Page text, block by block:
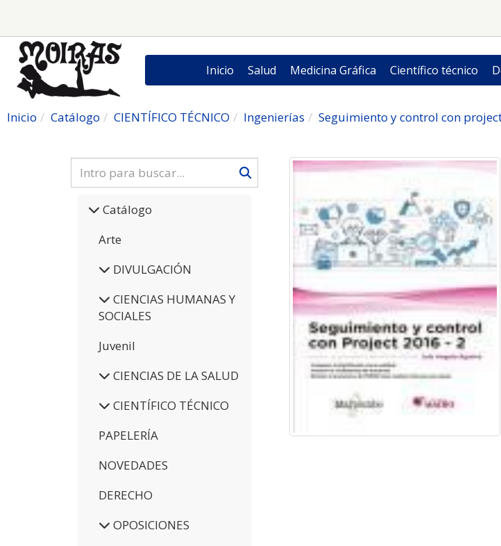
Inicio Salud Medicina Gráfica Científico técnico
Inicio Catálogo CIENTÍFICO TÉCNICO Ingenierías Seguimiento y control con
Catálogo
Arte
DIVULGACIÓN
CIENCIAS HUMANAS Y
SOCIALES
Juvenil
CIENCIAS DE LA SALUD
CIENTÍFICO TÉCNICO
PAPELERÍA
NOVEDADES
DERECHO
OPOSICIONES